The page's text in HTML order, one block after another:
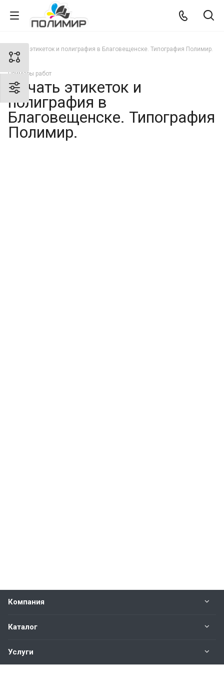
Печать этикеток и полиграфия в Благовещенске. Типография Полимир.
Примеры работ
Печать этикеток и
полиграфия в
Благовещенске. Типография
Полимир.
Компания
Каталог
Услуги